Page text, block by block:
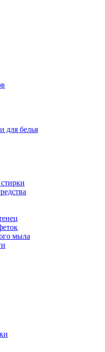
для белья
мыла